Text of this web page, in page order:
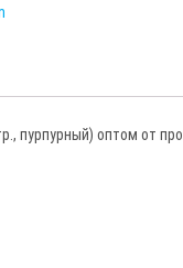
пурпурный) оптом от